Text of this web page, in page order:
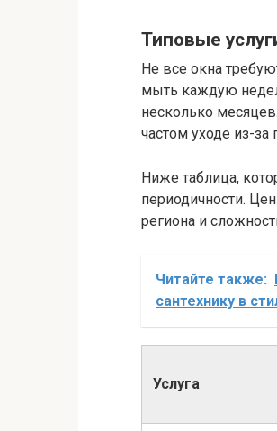
Типовые
Не все окна
мыть каждую
несколько
частом уходе из-за
Ниже таблица,
периодичности.
региона и
Читайте также:
сантехнику в
Услуга